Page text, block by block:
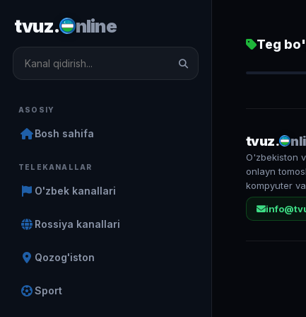
tvuz. nline
ASOSIY
Bosh sahifa
TELEKANALLAR
O'zbek kanallari
Rossiya kanallari
Qozog'iston
Sport
Teg
tvuz.
O'zbekiston
onlayn
kompyuter